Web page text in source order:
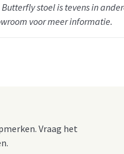
Butterfly stoel is tevens in
voor meer informatie.
Vraag het